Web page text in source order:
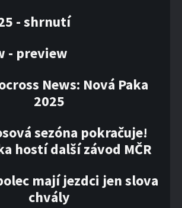
- shrnutí
- preview
News: Nová Paka
2025
sezóna pokračuje!
hostí další závod MČR
mají jezdci jen slova
chvály